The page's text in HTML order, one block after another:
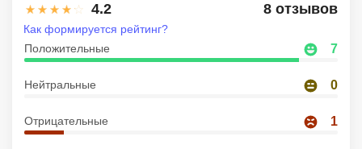
4.2 8 отзывов
Положительные 7
Нейтральные 0
Отрицательные 1
Как формируется рейтинг?
Дизайн
Аналитика
Менеджмент
Иностранные языки